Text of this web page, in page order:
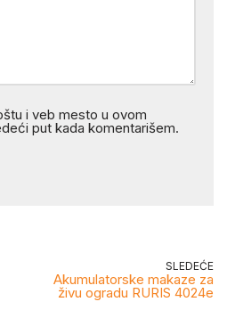
i veb mesto u ovom
put kada komentarišem.
SLEDEĆE
Akumulatorske makaze za
živu ogradu RURIS 4024e